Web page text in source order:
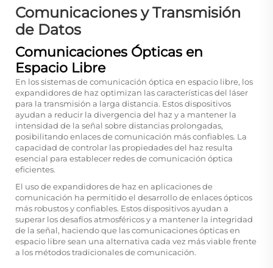
Comunicaciones y Transmisión
de Datos
Comunicaciones Ópticas en
Espacio Libre
En los sistemas de comunicación óptica en espacio libre, los
expandidores de haz optimizan las características del láser
para la transmisión a larga distancia. Estos dispositivos
ayudan a reducir la divergencia del haz y a mantener la
intensidad de la señal sobre distancias prolongadas,
posibilitando enlaces de comunicación más confiables. La
capacidad de controlar las propiedades del haz resulta
esencial para establecer redes de comunicación óptica
eficientes.
El uso de expandidores de haz en aplicaciones de
comunicación ha permitido el desarrollo de enlaces ópticos
más robustos y confiables. Estos dispositivos ayudan a
superar los desafíos atmosféricos y a mantener la integridad
de la señal, haciendo que las comunicaciones ópticas en
espacio libre sean una alternativa cada vez más viable frente
a los métodos tradicionales de comunicación.